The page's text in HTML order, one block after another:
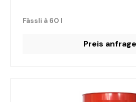
Fässli à 60 l
Preis